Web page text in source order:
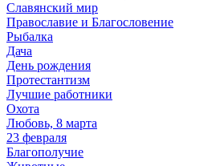
Славянский мир
Православие и Благословение
Рыбалка
Дача
День рождения
Протестантизм
Лучшие работники
Охота
Любовь, 8 марта
23 февраля
Благополучие